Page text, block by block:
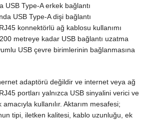
USB Type-A erkek bağlantı
USB Type-A dişi bağlantı
konnektörlü ağ kablosu kullanımı
metreye kadar USB bağlantı uzatma
USB çevre birimlerinin bağlanmasına
adaptörü değildir ve internet veya ağ
portları yalnızca USB sinyalini verici ve
amacıyla kullanılır. Aktarım mesafesi;
tipi, iletken kalitesi, kablo uzunluğu, ek